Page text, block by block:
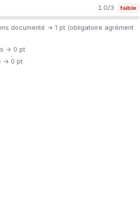
1.0/3 faible
documenté → 1 pt (obligatoire agrément
→ 0 pt
→ 0 pt